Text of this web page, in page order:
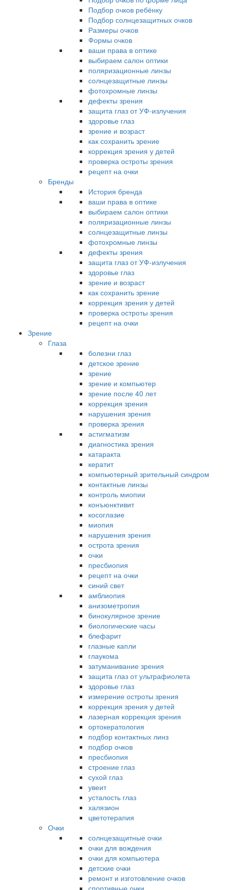
Подбор очков ребёнку
Подбор солнцезащитных очков
Размеры очков
Формы очков
ваши права в оптике
выбираем салон оптики
поляризационные линзы
солнцезащитные линзы
фотохромные линзы
дефекты зрения
защита глаз от УФ-излучения
здоровье глаз
зрение и возраст
как сохранить зрение
коррекция зрения у детей
проверка остроты зрения
рецепт на очки
Бренды
История бренда
ваши права в оптике
выбираем салон оптики
поляризационные линзы
солнцезащитные линзы
фотохромные линзы
дефекты зрения
защита глаз от УФ-излучения
здоровье глаз
зрение и возраст
как сохранить зрение
коррекция зрения у детей
проверка остроты зрения
рецепт на очки
Зрение
Глаза
болезни глаз
детское зрение
зрение
зрение и компьютер
зрение после 40 лет
коррекция зрения
нарушения зрения
проверка зрения
астигматизм
диагностика зрения
катаракта
кератит
компьютерный зрительный синдром
контактные линзы
контроль миопии
конъюнктивит
косоглазие
миопия
нарушения зрения
острота зрения
очки
пресбиопия
рецепт на очки
синий свет
амблиопия
анизометропия
бинокулярное зрение
биологические часы
блефарит
глазные капли
глаукома
затуманивание зрения
защита глаз от ультрафиолета
здоровье глаз
измерение остроты зрения
коррекция зрения у детей
лазерная коррекция зрения
ортокератология
подбор контактных линз
подбор очков
пресбиопия
строение глаз
сухой глаз
увеит
усталость глаз
халязион
цветотерапия
Очки
солнцезащитные очки
очки для вождения
очки для компьютера
детские очки
ремонт и изготовление очков